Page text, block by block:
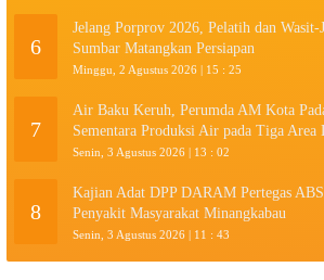
6
Jelang Porprov 2026, Pelatih dan
Sumbar Matangkan Persiapan
Minggu, 2 Agustus 2026 | 15 : 25
7
Air Baku Keruh, Perumda AM Kota
Sementara Produksi Air pada Tiga Area
Senin, 3 Agustus 2026 | 13 : 02
8
Kajian Adat DPP DARAM Pertegas
Penyakit Masyarakat Minangkabau
Senin, 3 Agustus 2026 | 11 : 43